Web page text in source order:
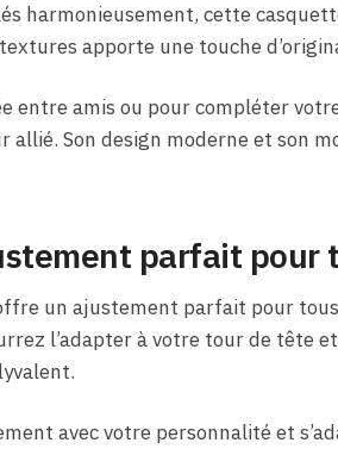
harmonieusement, cette
apporte une touche
entre amis ou pour compléter
Son design moderne et son
parfait pour
un ajustement parfait pour tous
l’adapter à votre tour de tête
avec votre personnalité et